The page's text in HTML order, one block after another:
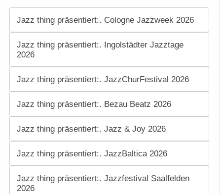
Jazz thing präsentiert:. Cologne Jazzweek 2026
Jazz thing präsentiert:. Ingolstädter Jazztage
2026
Jazz thing präsentiert:. JazzChurFestival 2026
Jazz thing präsentiert:. Bezau Beatz 2026
Jazz thing präsentiert:. Jazz & Joy 2026
Jazz thing präsentiert:. JazzBaltica 2026
Jazz thing präsentiert:. Jazzfestival Saalfelden
2026